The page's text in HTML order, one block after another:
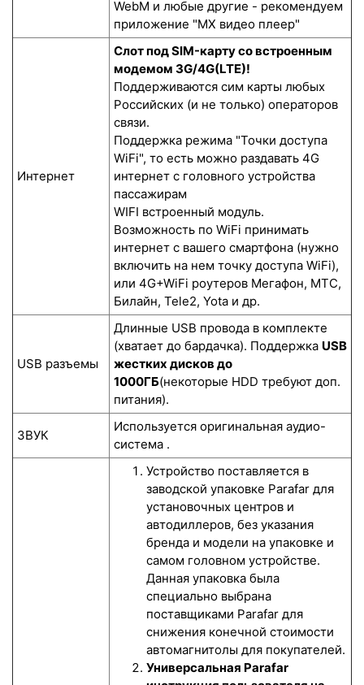
WebM и любые другие - рекомендуем
приложение "MX видео плеер"
Интернет
Слот под SIM-карту со встроенным
модемом 3G/4G(LTE)!
Поддерживаются сим карты любых
Российских (и не только) операторов
связи.
Поддержка режима "Точки доступа
WiFi", то есть можно раздавать 4G
интернет с головного устройства
пассажирам
WIFI встроенный модуль.
Возможность по WiFi принимать
интернет с вашего смартфона (нужно
включить на нем точку доступа WiFi),
или 4G+WiFi роутеров Мегафон, МТС,
Билайн, Tele2, Yota и др.
USB разъемы
Длинные USB провода в комплекте
(хватает до бардачка). Поддержка USB
жестких дисков до
1000ГБ(некоторые HDD требуют доп.
питания).
ЗВУК
Используется оригинальная аудио-
система .
Устройство поставляется в
заводской упаковке Parafar для
установочных центров и
автодиллеров, без указания
бренда и модели на упаковке и
самом головном устройстве.
Данная упаковка была
специально выбрана
поставщиками Parafar для
снижения конечной стоимости
автомагнитолы для покупателей.
Универсальная Parafar